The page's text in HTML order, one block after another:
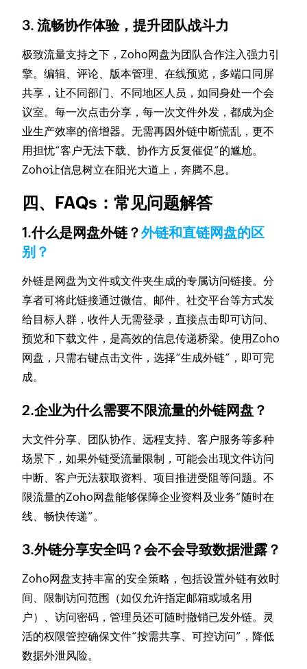
3. 流畅协作体验，提升团队战斗力
极致流量支持之下，Zoho网盘为团队合作注入强力引
擎。编辑、评论、版本管理、在线预览，多端口同屏
共享，让不同部门、不同地区人员，如同身处一个会
议室。每一次点击分享，每一次文件外发，都成为企
业生产效率的倍增器。无需再因外链中断慌乱，更不
用担忧“客户无法下载、协作方反复催促”的尴尬。
Zoho让信息树立在阳光大道上，奔腾不息。
四、FAQs：常见问题解答
1.什么是网盘外链？外链和直链网盘的区
别？
外链是网盘为文件或文件夹生成的专属访问链接。分
享者可将此链接通过微信、邮件、社交平台等方式发
给目标人群，收件人无需登录，直接点击即可访问、
预览和下载文件，是高效的信息传递桥梁。使用Zoho
网盘，只需右键点击文件，选择“生成外链”，即可完
成。
2.企业为什么需要不限流量的外链网盘？
大文件分享、团队协作、远程支持、客户服务等多种
场景下，如果外链受流量限制，可能会出现文件访问
中断、客户无法获取资料、项目推进受阻等问题。不
限流量的Zoho网盘能够保障企业资料及业务“随时在
线、畅快传递”。
3.外链分享安全吗？会不会导致数据泄露？
Zoho网盘支持丰富的安全策略，包括设置外链有效时
间、限制访问范围（如仅允许指定邮箱或域名用
户）、访问密码，管理员还可随时撤销已发外链。灵
活的权限管控确保文件“按需共享、可控访问”，降低
数据外泄风险。